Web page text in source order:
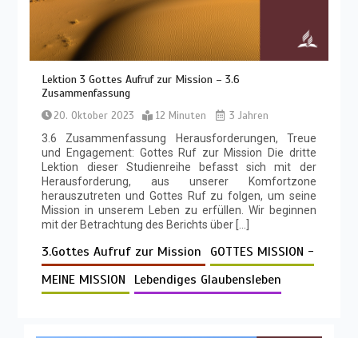
Lektion 3 Gottes Aufruf zur Mission – 3.6
Zusammenfassung
20. Oktober 2023 12 Minuten
3 Jahren
3.6 Zusammenfassung Herausforderungen, Treue
und Engagement: Gottes Ruf zur Mission Die dritte
Lektion dieser Studienreihe befasst sich mit der
Herausforderung, aus unserer Komfortzone
herauszutreten und Gottes Ruf zu folgen, um seine
Mission in unserem Leben zu erfüllen. Wir beginnen
mit der Betrachtung des Berichts über […]
3.Gottes Aufruf zur Mission
GOTTES MISSION -
MEINE MISSION
Lebendiges Glaubensleben